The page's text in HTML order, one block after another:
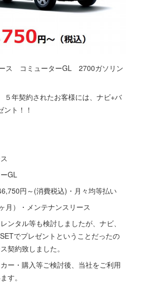
ス コミューターGL 2700ガソリン
５年契約されたお客様には、ナビ+バ
ント！！
GL
円～(消費税込)・月々均等払い
月）・メンテナンスリース
ンタル等も検討しましたが、ナビ、
でプレゼントということだったの
契約致しました。
ー・購入等ご検討後、当社をご利用
す。